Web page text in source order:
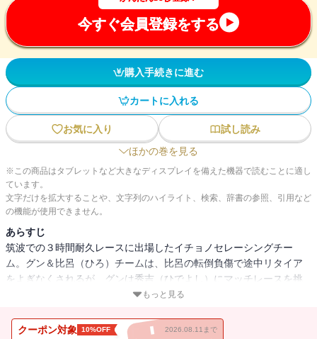
今すぐ会員登録をする
購入手続きに進む
カートに入れる
お気に入り
試し読み
ほかの巻を見る
※この商品はタブレットなど大きなディスプレイを備えた機器で読むことに適し
ています。
文字だけを拡大することや、文字列のハイライト、検索、辞書の参照、引用など
の機能が使用できません。
あらすじ
筑波での３時間耐久レースに出場したイチョノセレーシングチー
ム。グン＆比呂（ひろ）チームは、比呂の転倒負傷で途中リタイア
をよぎなくされるが、グンは秀吉（ひでよし）にマッチレースを挑
み、執念で突っ走る。結局グンも転倒、マシンをクラッシュさせて
向けて高まる期待のなか、レース用のニューマシンが決まった!!
もっと見る
クーポン対象 10%OFF 2026.08.11まで